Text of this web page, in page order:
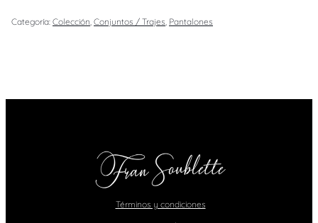
Categoría: Colección Conjuntos / Trajes Pantalones
Términos y condiciones